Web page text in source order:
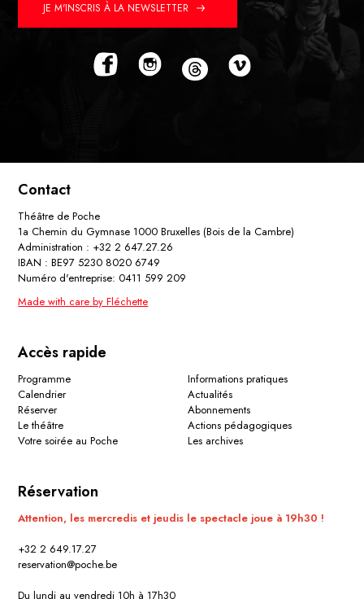
JE M'INSCRIS À LA NEWSLETTER
Contact
Théâtre de Poche
1a Chemin du Gymnase 1000 Bruxelles (Bois de la Cambre)
Administration : +32 2 647.27.26
IBAN : BE97 5230 8020 6749
Numéro d'entreprise: 0411 599 209
Made with care by Fléchette
Accès rapide
Programme
Calendrier
Réserver
Le théâtre
Votre soirée au Poche
Informations pratiques
Actualités
Abonnements
Actions pédagogiques
Les archives
Réservation
Attention, les mercredis et jeudis le spectacle joue à 19h30 !
+32 2 649.17.27
reservation@poche.be
Du lundi au vendredi 10h à 17h30